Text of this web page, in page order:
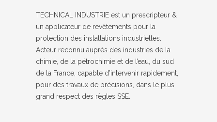
TECHNICAL INDUSTRIE est un prescripteur &
un applicateur de revêtements pour la
protection des installations industrielles.
Acteur reconnu auprès des industries de la
chimie, de la pétrochimie et de l’eau, du sud
de la France, capable d’intervenir rapidement,
pour des travaux de précisions, dans le plus
grand respect des règles SSE.